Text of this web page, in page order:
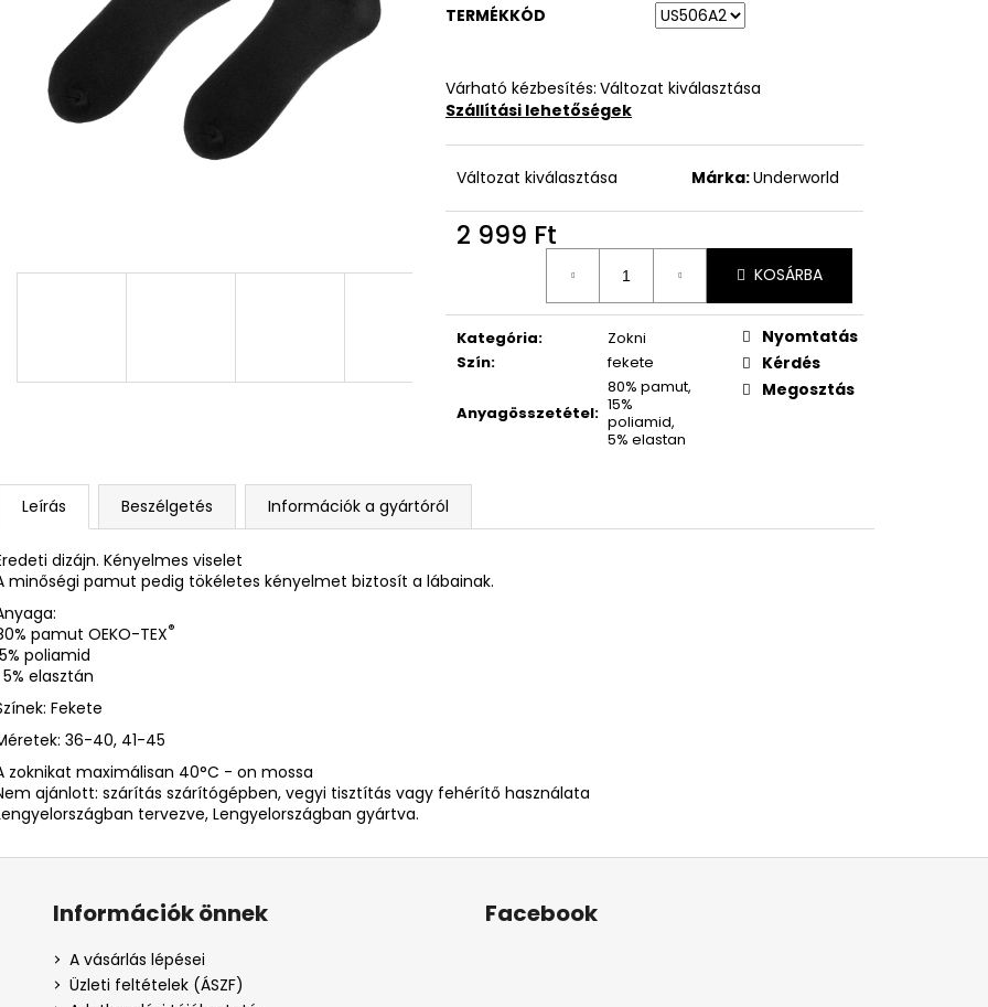
TERMÉKKÓD
Várható kézbesítés: Változat kiválasztása
Szállítási lehetőségek
Változat kiválasztása Márka:Underworld
2 999 Ft
KOSÁRBA
Kategória:
Zokni
Szín: fekete
Anyagösszetétel:
80% pamut,
15%
poliamid,
5% elastan
Nyomtatás
Kérdés
Megosztás
Leírás Beszélgetés Információk a gyártóról
dizájn. Kényelmes viselet
minőségi pamut pedig tökéletes kényelmet biztosít a lábainak.
pamut OEKO-TEX®
poliamid
5% elasztán
Fekete
36-40, 41-45
zoknikat maximálisan 40°C - on mossa
ajánlott: szárítás szárítógépben, vegyi tisztítás vagy fehérítő használata
tervezve, Lengyelországban gyártva.
Információk önnek
A vásárlás lépései
Üzleti feltételek (ÁSZF)
Facebook